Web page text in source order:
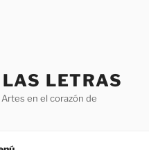
LETRAS
en el corazón de